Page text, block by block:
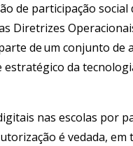
de participação
Diretrizes
de um conjunto de
da
nas escolas por
é vedada,